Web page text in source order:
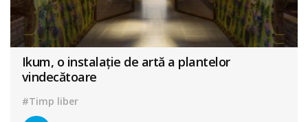
Ikum, o instalație de artă a plantelor
vindecătoare
#Timp liber